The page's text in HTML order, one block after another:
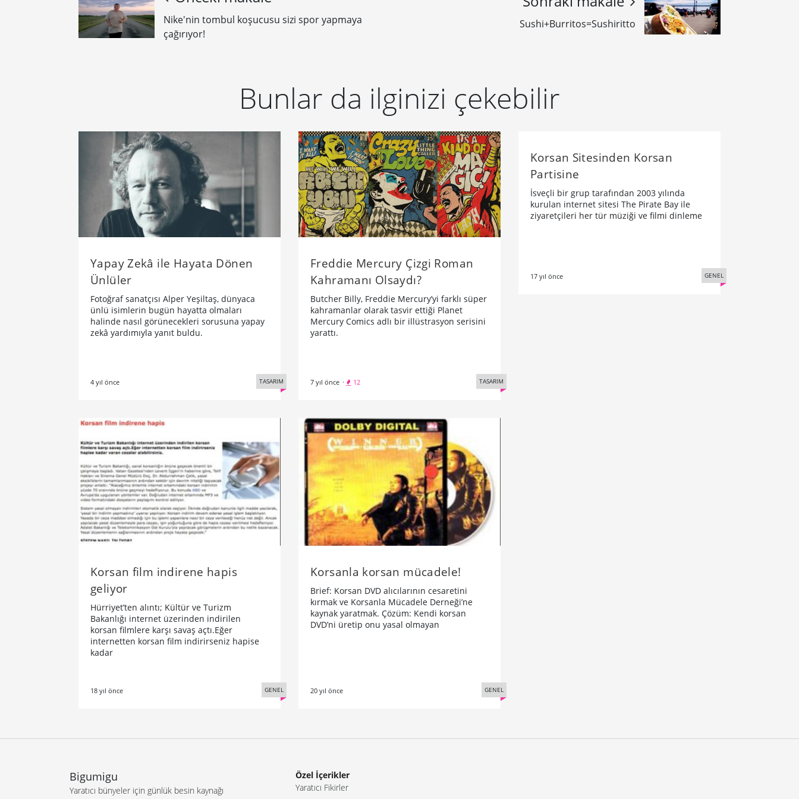
Nike'nin tombul koşucusu sizi spor yapmaya
çağırıyor!
Sushi+Burritos=Sushiritto
Bunlar da ilginizi çekebilir
Yapay Zekâ ile Hayata Dönen
Ünlüler
Fotoğraf sanatçısı Alper Yeşiltaş, dünyaca
ünlü isimlerin bugün hayatta olmaları
halinde nasıl görünecekleri sorusuna yapay
zekâ yardımıyla yanıt buldu.
4 yıl önce TASARIM
Freddie Mercury Çizgi Roman
Kahramanı Olsaydı?
Butcher Billy, Freddie Mercury’yi farklı süper
kahramanlar olarak tasvir ettiği Planet
Mercury Comics adlı bir illüstrasyon serisini
yarattı.
7 yıl önce · 12 TASARIM
Korsan Sitesinden Korsan
Partisine
İsveçli bir grup tarafından 2003 yılında
kurulan internet sitesi The Pirate Bay ile
ziyaretçileri her tür müziği ve filmi dinleme
17 yıl önce GENEL
Korsan film indirene hapis
geliyor
Hürriyet’ten alıntı; Kültür ve Turizm
Bakanlığı internet üzerinden indirilen
korsan filmlere karşı savaş açtı.Eğer
internetten korsan film indirirseniz hapise
kadar
18 yıl önce GENEL
Korsanla korsan mücadele!
Brief: Korsan DVD alıcılarının cesaretini
kırmak ve Korsanla Mücadele Derneği’ne
kaynak yaratmak. Çözüm: Kendi korsan
DVD’ni üretip onu yasal olmayan
20 yıl önce GENEL
Bigumigu
Yaratıcı bünyeler için günlük besin kaynağı
Özel İçerikler
Yaratıcı Fikirler